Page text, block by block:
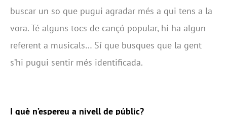
buscar un so que pugui agradar més a qui tens a la
vora. Té alguns tocs de cançó popular, hi ha algun
referent a musicals… Sí que busques que la gent
s’hi pugui sentir més identificada.
I què n’espereu a nivell de públic?